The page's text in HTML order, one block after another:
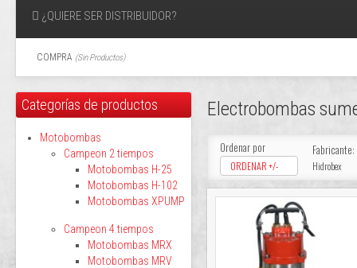
¿QUIERE SER DISTRIBUIDOR?
COMPRA (Sin Productos)
Electrobombas
Ordenar por
ORDENAR +/-
Fabricante:
Hidrobex
Categorías de productos
Motobombas
Campeon 2 tiempos
Motobombas H-25
Motobombas H-102
Motobombas XPUMP
Campeon 4 tiempos
Motobombas MRX
Motobombas MRV